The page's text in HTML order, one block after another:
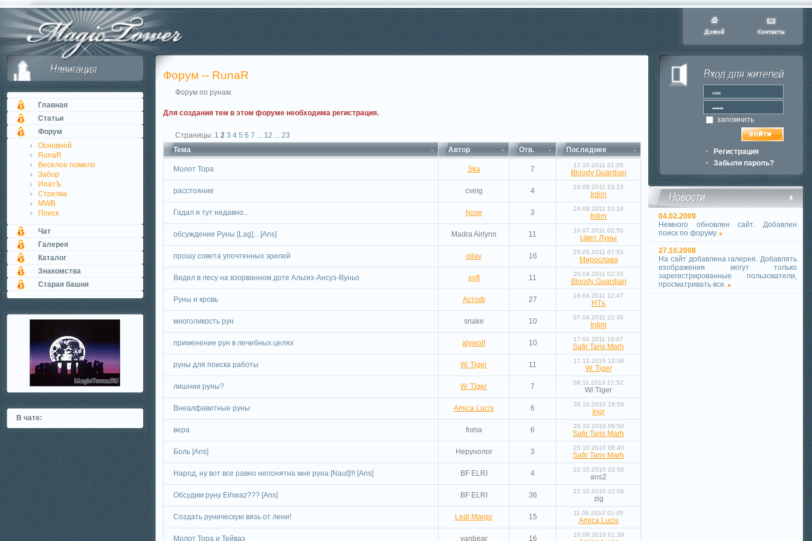
Главная
Статьи
Форум
Основной
RunaR
Веселое помело
Забор
ИпатЪ
Стрелка
MWB
Поиск
Чат
Галерея
Каталог
Знакомства
Старая башня
В чате:
Форум -- RunaR
Форум по рунам.
Для создания тем в этом форуме необходима регистрация.
Страницы: 1 2 3 4 5 6 7 ... 12 ... 23
Тема
Автор Отв. Последнее
Молот Тора Ska 7 17.10.2011 01:05
Bloody Guardian
рaсстояниe cveig 4 24.08.2011 23:23
Irdim
Гадал я тут недавно... hose 3 24.08.2011 23:18
Irdim
обсуждение Руны [Lag]... [Ans] Madra Airlynn 11 10.07.2011 02:50
Цвет Луны
прошу совета упочтенных эрилей ollav 16 25.05.2011 07:53
Мирослава
Видел в лесу на взорванном доте Альгиз-Ансуз-Вуньо soft 11 20.04.2011 02:15
Bloody Guardian
Руны и кровь Астоф 27 16.04.2011 12:47
НТъ
многоликость рун snake 10 07.04.2011 22:30
Irdim
применение рун в лечебных целях alywolf 10 17.02.2011 10:07
Safir Taris Marh
руны для поиска работы W. Tiger 11 17.12.2010 12:38
W. Tiger
лишнии руны? W. Tiger 7 08.11.2010 21:52
W/ Tiger
Внеалфавитные руны Amica Lucis 6 30.10.2010 19:58
Ingr
вeрa foma 6 28.10.2010 08:50
Safir Taris Marh
Боль [Ans] Нерунолог 3 25.10.2010 08:40
Safir Taris Marh
Народ, ну вот все равно непонятна мне руна [Naut]!!! [Ans] BF ELRI 4 22.10.2010 22:50
ans2
Обсудим руну Eihwaz??? [Ans] BF ELRI 36 22.10.2010 22:08
zig
Создать руническую вязь от лени! Ledi Margo 15 11.08.2010 01:05
Amica Lucis
Молот Тора и Тейваз yanbear 16 10.08.2010 01:39
запомнить
Регистрация
Забыли пароль?
04.02.2009
Немного обновлен сайт. Добавлен
поиск по форуму.
27.10.2008
На сайт добавлена галерея. Добавлять
изображения могут только
зарегистрированные пользователи,
просматривать все.